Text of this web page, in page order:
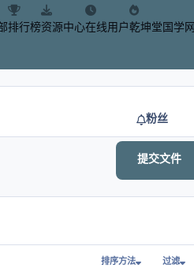
排行榜资源中心在线用户乾坤堂国学网
粉丝
提交文件
排序方法 过滤